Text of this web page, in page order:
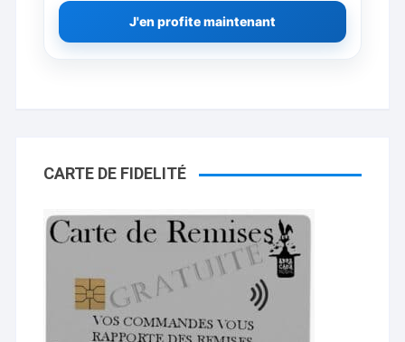
J'en profite maintenant
CARTE DE FIDELITÉ